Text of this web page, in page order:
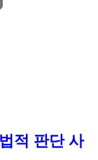
적 판단 사